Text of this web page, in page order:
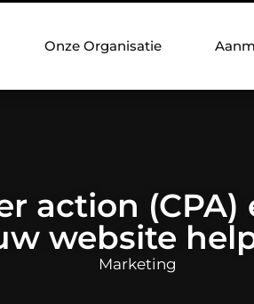
Onze Organisatie
action
website
Marketing